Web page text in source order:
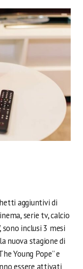
aggiuntivi di
serie tv, calcio
inclusi 3 mesi
nuova stagione di
Young Pope” e
essere attivati